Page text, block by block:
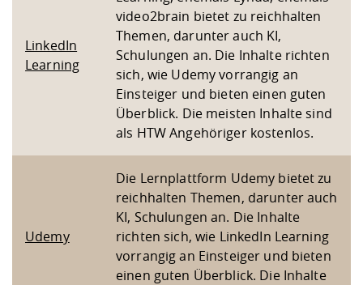
LinkedIn
Learning
video2brain bietet zu reichhalten
Themen, darunter auch KI,
Schulungen an. Die Inhalte richten
sich, wie Udemy vorrangig an
Einsteiger und bieten einen guten
Überblick. Die meisten Inhalte sind
als HTW Angehöriger kostenlos.
Udemy
Die Lernplattform Udemy bietet zu
reichhalten Themen, darunter auch
KI, Schulungen an. Die Inhalte
richten sich, wie LinkedIn Learning
vorrangig an Einsteiger und bieten
einen guten Überblick. Die Inhalte